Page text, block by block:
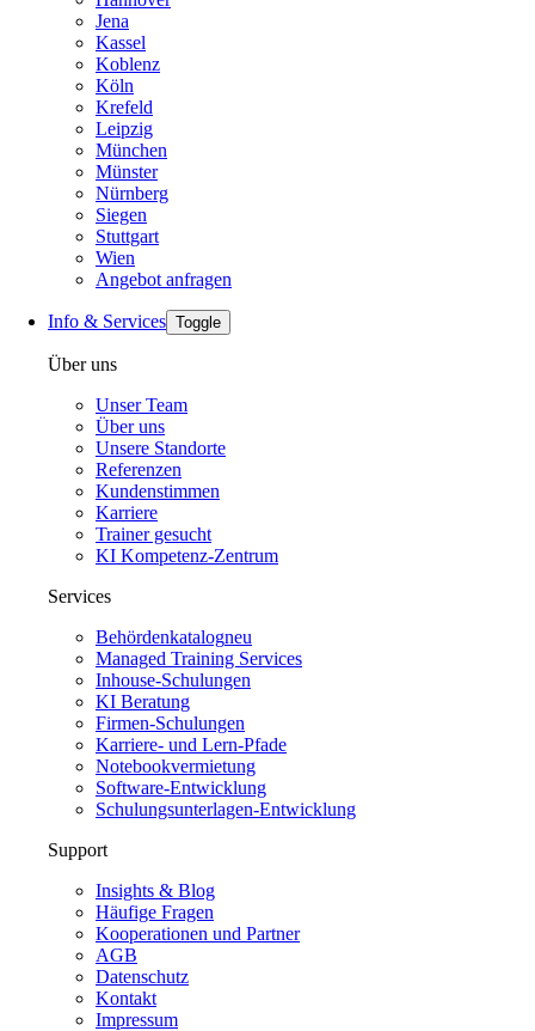
Jena
Kassel
Koblenz
Köln
Krefeld
Leipzig
München
Münster
Nürnberg
Siegen
Stuttgart
Wien
Angebot anfragen
Info & Services Toggle
Über uns
Unser Team
Über uns
Unsere Standorte
Referenzen
Kundenstimmen
Karriere
Trainer gesucht
KI Kompetenz-Zentrum
Services
Behördenkatalogneu
Managed Training Services
Inhouse-Schulungen
KI Beratung
Firmen-Schulungen
Karriere- und Lern-Pfade
Notebookvermietung
Software-Entwicklung
Schulungsunterlagen-Entwicklung
Support
Insights & Blog
Häufige Fragen
Kooperationen und Partner
AGB
Datenschutz
Kontakt
Impressum